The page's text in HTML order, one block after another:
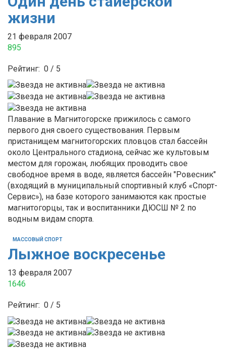
жизни
21 февраля 2007
895
Рейтинг: 0 / 5
Плавание в Магнитогорске прижилось с самого
первого дня своего существования. Первым
пристанищем магнитогорских пловцов стал бассейн
около Центрального стадиона, сейчас же культовым
местом для горожан, любящих проводить свое
свободное время в воде, является бассейн "Ровесник"
(входящий в муниципальный спортивный клуб «Спорт-
Сервис»), на базе которого занимаются как простые
магнитогорцы, так и воспитанники ДЮСШ № 2 по
водным видам спорта.
МАССОВЫЙ СПОРТ
Лыжное воскресенье
13 февраля 2007
1646
Рейтинг: 0 / 5